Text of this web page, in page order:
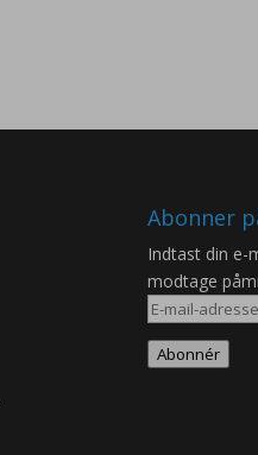
Abonner
Indtast din e-
modtage
E-
mail-
adresse
Abonnér